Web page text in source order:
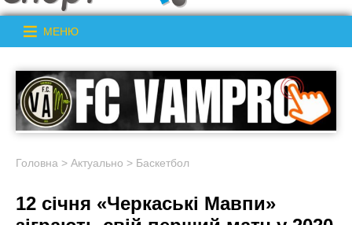
МЕНЮ
Головна > Актуально > Баскетбол
12 січня «Черкаські Мавпи»